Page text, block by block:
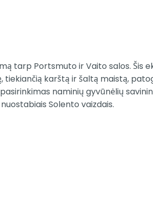
tarp Portsmuto ir Vaito salos. Šis
karštą ir šaltą maistą,
naminių gyvūnėlių
Solento vaizdais.